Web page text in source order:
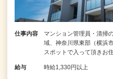
仕事内容
マンション管理員・清掃
域、神奈川県東部（横浜
スポットで入って頂きお
給与 時給1,330円以上